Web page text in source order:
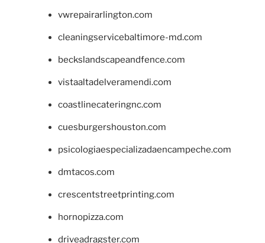
vwrepairarlington.com
cleaningservicebaltimore-md.com
beckslandscapeandfence.com
vistaaltadelveramendi.com
coastlinecateringnc.com
cuesburgershouston.com
psicologiaespecializadaencampeche.com
dmtacos.com
crescentstreetprinting.com
hornopizza.com
driveadragster.com